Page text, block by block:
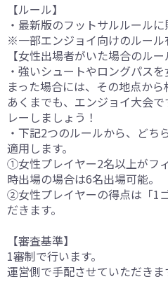
【ルール】
・最新版のフットサルルールに
※一部エンジョイ向けのルール
【女性出場者がいた場合のルー
・強いシュートやロングパス
まった場合には、その地点から
あくまでも、エンジョイ大会
レーしましょう！
・下記2つのルールから、どち
適用します。
①女性プレイヤー2名以上がフ
時出場の場合は6名出場可能。
②女性プレイヤーの得点は「1
だきます。
【審査基準】
1審制で行います。
運営側で手配させていただきま